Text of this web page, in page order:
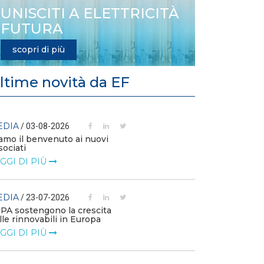
UNISCITI A ELETTRICITÀ
FUTURA
scopri di più
novità da EF
/ 03-08-2026
il benvenuto ai nuovi
DI PIÙ
/ 23-07-2026
sostengono la crescita
rinnovabili in Europa
DI PIÙ